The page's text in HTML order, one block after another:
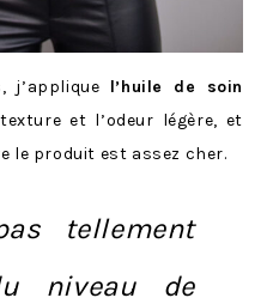
j’applique l’huile de soin
et l’odeur légère, et
le produit est assez cher.
tellement
niveau de